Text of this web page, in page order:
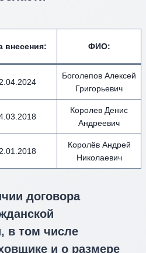
внесения: ФИО:
Боголепов Алексей
Григорьевич
Королев Денис
Андреевич
Королёв Андрей
Николаевич
договора
в том числе
и о размере